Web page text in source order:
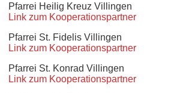
Pfarrei Heilig Kreuz Villingen
Link zum Kooperationspartner
Pfarrei St. Fidelis Villingen
Link zum Kooperationspartner
Pfarrei St. Konrad Villingen
Link zum Kooperationspartner